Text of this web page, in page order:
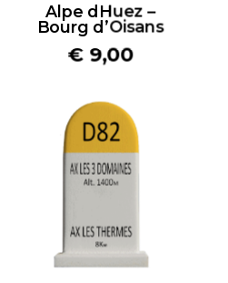
Alpe dHuez –
Bourg d’Oisans
€ 9,00